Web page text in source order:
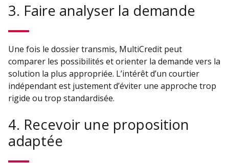
3. Faire analyser la demande
Une fois le dossier transmis, MultiCredit peut
comparer les possibilités et orienter la demande vers la
solution la plus appropriée. L’intérêt d’un courtier
indépendant est justement d’éviter une approche trop
rigide ou trop standardisée.
4. Recevoir une proposition
adaptée